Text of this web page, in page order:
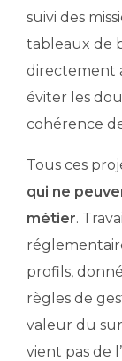
suivi des
tableaux de
directement
éviter les
cohérence
Tous ces
qui ne
métier.
profils,
règles de
valeur du
vient pas de